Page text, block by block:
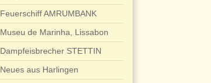
Feuerschiff AMRUMBANK
Museu de Marinha, Lissabon
Dampfeisbrecher STETTIN
Neues aus Harlingen